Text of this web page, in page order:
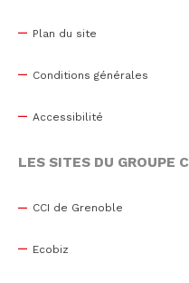
Plan du site
Conditions générales
Accessibilité
LES SITES DU GROUPE
CCI de Grenoble
Ecobiz